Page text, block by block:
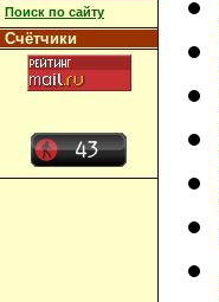
Поиск по сайту
Счётчики